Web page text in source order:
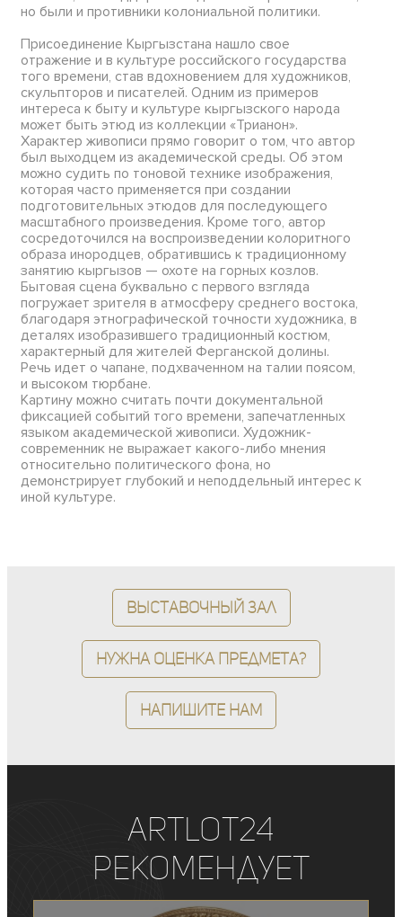
но были и противники колониальной политики.
Присоединение Кыргызстана нашло свое
отражение и в культуре российского государства
того времени, став вдохновением для художников,
скульпторов и писателей. Одним из примеров
интереса к быту и культуре кыргызского народа
может быть этюд из коллекции «Трианон».
Характер живописи прямо говорит о том, что автор
был выходцем из академической среды. Об этом
можно судить по тоновой технике изображения,
которая часто применяется при создании
подготовительных этюдов для последующего
масштабного произведения. Кроме того, автор
сосредоточился на воспроизведении колоритного
образа инородцев, обратившись к традиционному
занятию кыргызов — охоте на горных козлов.
Бытовая сцена буквально с первого взгляда
погружает зрителя в атмосферу среднего востока,
благодаря этнографической точности художника, в
деталях изобразившего традиционный костюм,
характерный для жителей Ферганской долины.
Речь идет о чапане, подхваченном на талии поясом,
и высоком тюрбане.
Картину можно считать почти документальной
фиксацией событий того времени, запечатленных
языком академической живописи. Художник-
современник не выражает какого-либо мнения
относительно политического фона, но
демонстрирует глубокий и неподдельный интерес к
иной культуре.
Выставочный зал
Нужна оценка предмета?
Напишите нам
ArtLot24
рекомендует